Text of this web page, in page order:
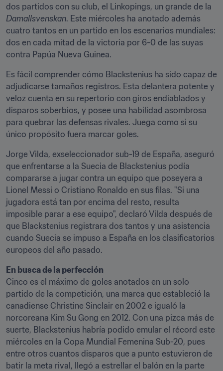
Damallsvenskan. Este miércoles ha anotado además
cuatro tantos en un partido en los escenarios mundiales:
dos en cada mitad de la victoria por 6-0 de las suyas
contra Papúa Nueva Guinea.
Es fácil comprender cómo Blackstenius ha sido capaz de
adjudicarse tamaños registros. Esta delantera potente y
veloz cuenta en su repertorio con giros endiablados y
disparos soberbios, y posee una habilidad asombrosa
para quebrar las defensas rivales. Juega como si su
único propósito fuera marcar goles.
Jorge Vilda, exseleccionador sub-19 de España, aseguró
que enfrentarse a la Suecia de Blackstenius podía
compararse a jugar contra un equipo que poseyera a
Lionel Messi o Cristiano Ronaldo en sus filas. "Si una
jugadora está tan por encima del resto, resulta
imposible parar a ese equipo", declaró Vilda después de
que Blackstenius registrara dos tantos y una asistencia
cuando Suecia se impuso a España en los clasificatorios
europeos del año pasado.
En busca de la perfección
Cinco es el máximo de goles anotados en un solo
partido de la competición, una marca que estableció la
canadiense Christine Sinclair en 2002 e igualó la
norcoreana Kim Su Gong en 2012. Con una pizca más de
suerte, Blackstenius habría podido emular el récord este
miércoles en la Copa Mundial Femenina Sub-20, pues
entre otros cuantos disparos que a punto estuvieron de
batir la meta rival, llegó a estrellar el balón en la parte